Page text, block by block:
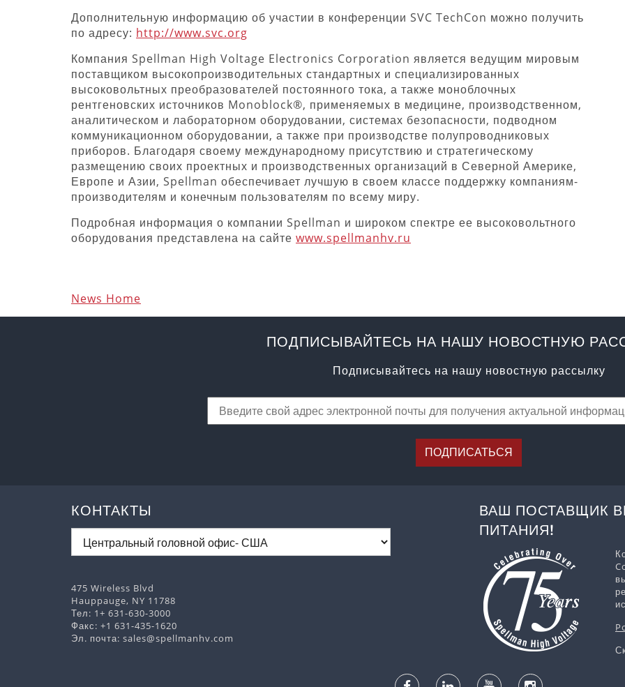
Дополнительную информацию об участии в конференции SVC TechCon можно получить
по адресу: http://www.svc.org
Компания Spellman High Voltage Electronics Corporation является ведущим мировым
поставщиком высокопроизводительных стандартных и специализированных
высоковольтных преобразователей постоянного тока, а также моноблочных
рентгеновских источников Monoblock®, применяемых в медицине, производственном,
аналитическом и лабораторном оборудовании, системах безопасности, подводном
коммуникационном оборудовании, а также при производстве полупроводниковых
приборов. Благодаря своему международному присутствию и стратегическому
размещению своих проектных и производственных организаций в Северной Америке,
Европе и Азии, Spellman обеспечивает лучшую в своем классе поддержку компаниям-
производителям и конечным пользователям по всему миру.
Подробная информация о компании Spellman и широком спектре ее высоковольтного
оборудования представлена на сайте www.spellmanhv.ru
News Home
ПОДПИСЫВАЙТЕСЬ НА НАШУ НОВОСТНУЮ
Подписывайтесь на нашу новостную рассылку
ПОДПИСАТЬСЯ
КОНТАКТЫ
475 Wireless Blvd
Hauppauge, NY 11788
Тел: 1+ 631-630-3000
Факс: +1 631-435-1620
Эл. почта: sales@spellmanhv.com
ВАШ ПОСТАВЩИК
ПИТАНИЯ!